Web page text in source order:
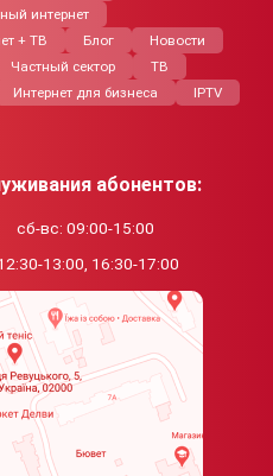
интернет
+ ТВ Блог
Новости
Частный сектор
ТВ
Интернет для бизнеса IPTV
абонентов:
сб-вс: 09:00-15:00
13:00, 16:30-17:00